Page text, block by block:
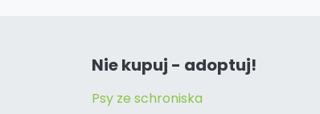
Nie kupuj - adoptuj!
Psy ze schroniska